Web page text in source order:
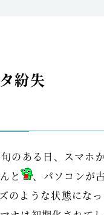
紛失
のある日、スマホ
と
、パソコンが
のような状態にな